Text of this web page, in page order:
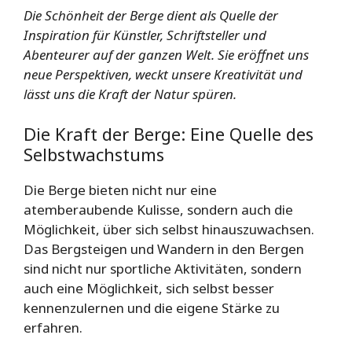
Die Schönheit der Berge dient als Quelle der
Inspiration für Künstler, Schriftsteller und
Abenteurer auf der ganzen Welt. Sie eröffnet uns
neue Perspektiven, weckt unsere Kreativität und
lässt uns die Kraft der Natur spüren.
Die Kraft der Berge: Eine Quelle des
Selbstwachstums
Die Berge bieten nicht nur eine
atemberaubende Kulisse, sondern auch die
Möglichkeit, über sich selbst hinauszuwachsen.
Das Bergsteigen und Wandern in den Bergen
sind nicht nur sportliche Aktivitäten, sondern
auch eine Möglichkeit, sich selbst besser
kennenzulernen und die eigene Stärke zu
erfahren.